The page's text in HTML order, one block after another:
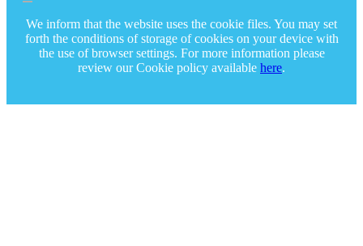
We inform that the website uses the cookie files. You may set
forth the conditions of storage of cookies on your device with
the use of browser settings. For more information please
review our Cookie policy available here.